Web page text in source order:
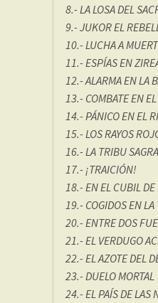
8.- LA LOSA DEL
9.- JUKOR EL
10.- LUCHA A
11.- ESPÍAS EN
12.- ALARMA EN LA
13.- COMBATE EN
14.- PÁNICO EN EL
15.- LOS RAYOS
16.- LA TRIBU
17.- ¡TRAICIÓN!
18.- EN EL CUBIL DE
19.- COGIDOS EN LA
20.- ENTRE DOS
21.- EL VERDUGO
22.- EL AZOTE DEL
23.- DUELO MORTAL
24.- EL PAÍS DE LAS